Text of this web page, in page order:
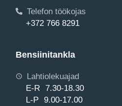
Telefon töökojas
+372 766 8291
Bensiinitankla
Lahtiolekuajad
E-R 7.30-18.30
L-P 9.00-17.00